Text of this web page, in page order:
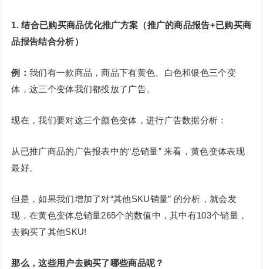
1. 结合已购买商品优化推广方案（推广的商品报告+已购买商
品报告结合分析）
例：我们有一款商品，商品下有黄色、白色和银色三个变
体，这三个变体我们都投放了广告。
现在，我们要对这三个颜色变体，进行广告数据分析：
从已推广商品的广告报表中的“总销量” 来看，黄色变体表现
最好。
但是，如果我们增加了对“其他SKU销量” 的分析，就会发
现，在黄色变体总销量265个的数值中，其中有103个销量，
去购买了其他SKU!
那么，这些用户去购买了哪些商品呢？